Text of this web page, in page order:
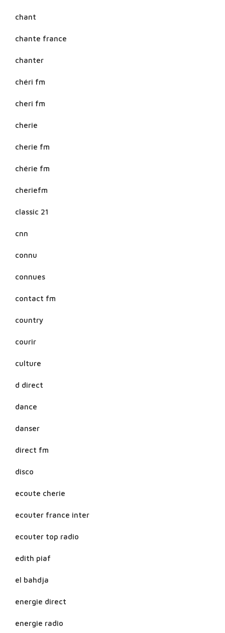
chant
chante france
chanter
chéri fm
cheri fm
cherie
cherie fm
chérie fm
cheriefm
classic 21
cnn
connu
connues
contact fm
country
courir
culture
d direct
dance
danser
direct fm
disco
ecoute cherie
ecouter france inter
ecouter top radio
edith piaf
el bahdja
energie direct
energie radio